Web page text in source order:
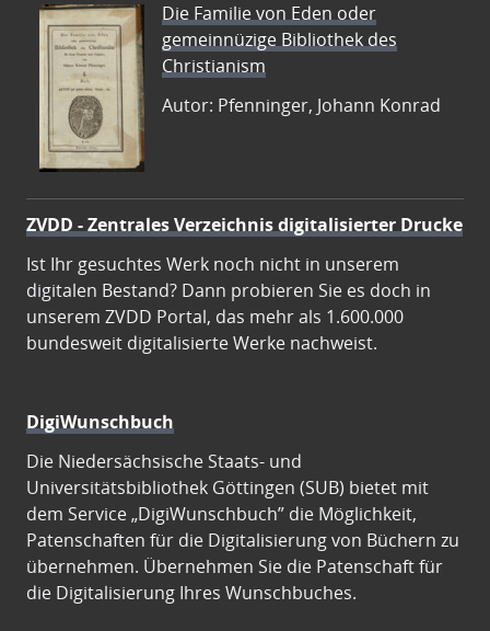
Die Familie von Eden oder
gemeinnüzige Bibliothek des
Christianism
Autor: Pfenninger, Johann Konrad
ZVDD - Zentrales Verzeichnis digitalisierter Drucke
Ist Ihr gesuchtes Werk noch nicht in unserem
digitalen Bestand? Dann probieren Sie es doch in
unserem ZVDD Portal, das mehr als 1.600.000
bundesweit digitalisierte Werke nachweist.
DigiWunschbuch
Die Niedersächsische Staats- und
Universitätsbibliothek Göttingen (SUB) bietet mit
dem Service „DigiWunschbuch” die Möglichkeit,
Patenschaften für die Digitalisierung von Büchern zu
übernehmen. Übernehmen Sie die Patenschaft für
die Digitalisierung Ihres Wunschbuches.